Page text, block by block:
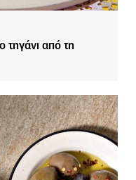
τηγάνι από τη